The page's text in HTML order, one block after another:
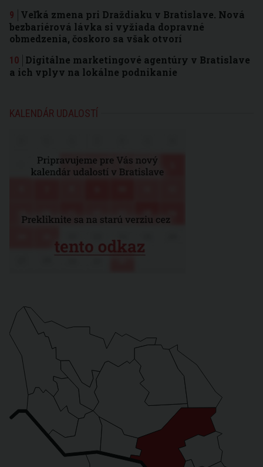
Veľká zmena pri Draždiaku v Bratislave. Nová
bezbariérová lávka si vyžiada dopravné
obmedzenia, čoskoro sa však otvorí
Digitálne marketingové agentúry v Bratislave
a ich vplyv na lokálne podnikanie
KALENDÁR UDALOSTÍ